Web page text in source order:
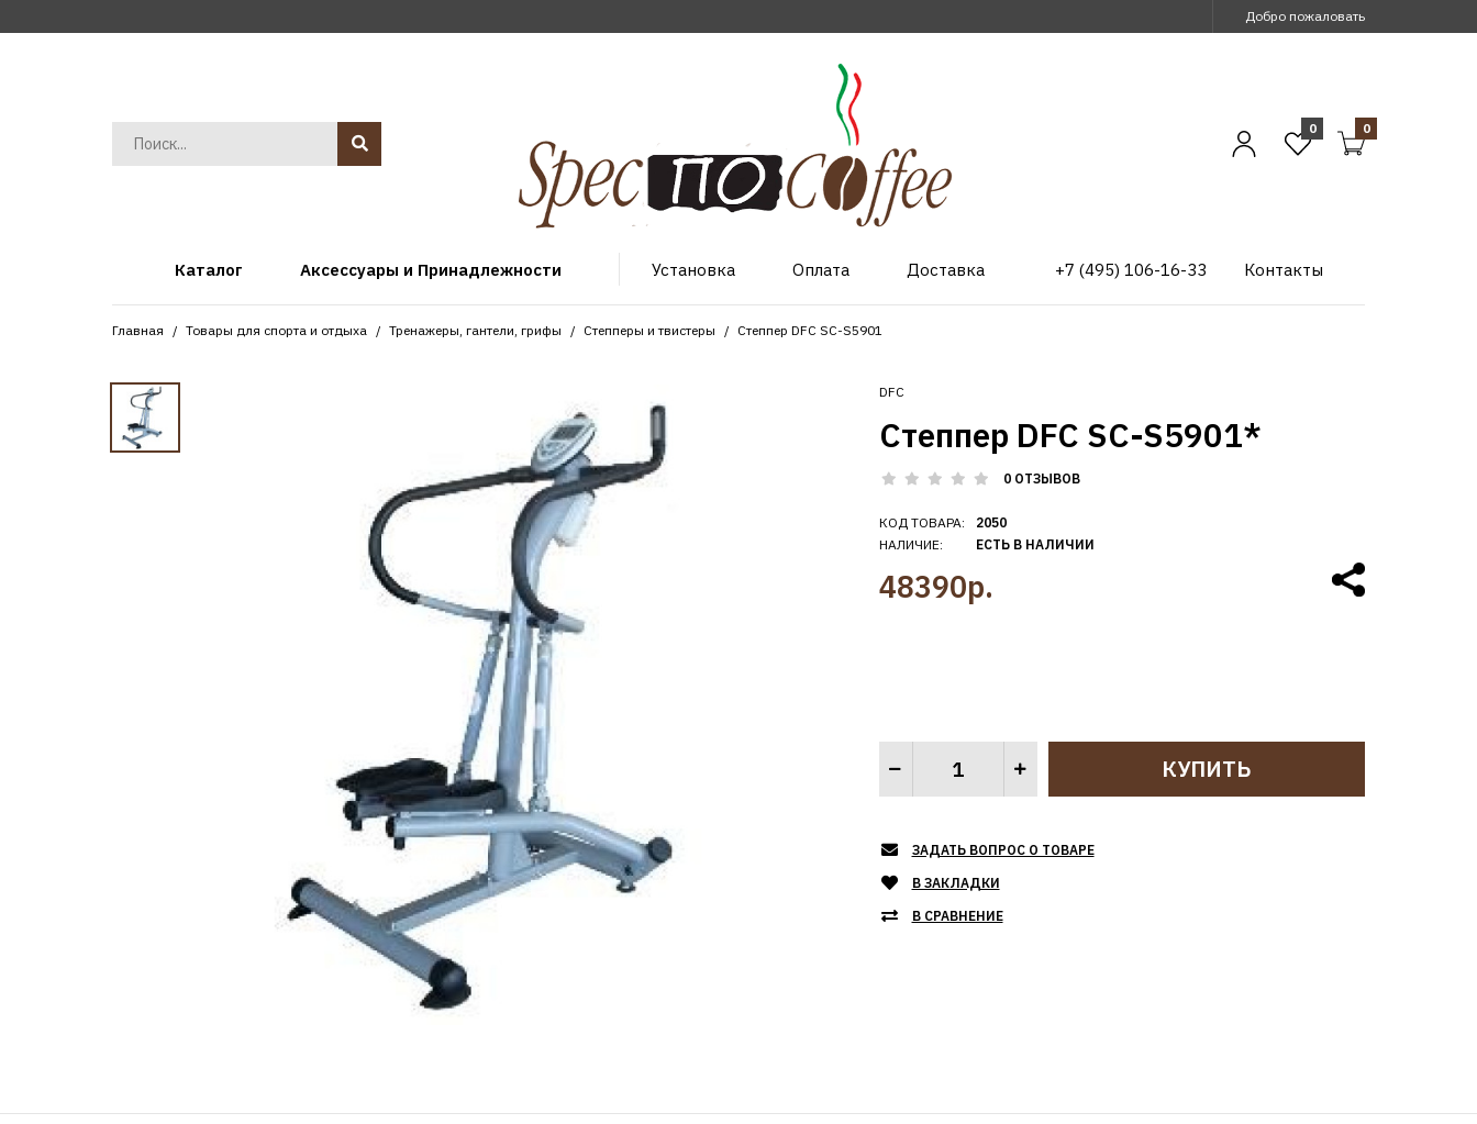
Добро пожаловать
0 0
Каталог Аксессуары и Принадлежности Установка Оплата Доставка +7 (495) 106-16-33 Контакты
Главная Товары для спорта и отдыха Тренажеры, гантели, грифы Степперы и твистеры Степпер DFC SC-S5901
DFC
Степпер DFC SC-S5901*
0 ОТЗЫВОВ
КОД ТОВАРА:
НАЛИЧИЕ:
2050
ЕСТЬ В НАЛИЧИИ
48390р.
ЗАДАТЬ ВОПРОС О ТОВАРЕ
В ЗАКЛАДКИ
В СРАВНЕНИЕ